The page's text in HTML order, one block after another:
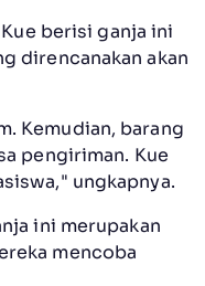
berisi ganja ini
direncanakan akan
Kemudian, barang
pengiriman. Kue
ungkapnya.
ini merupakan
mencoba